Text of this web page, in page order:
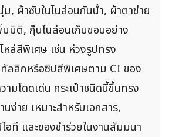
, ผ้าซับในไนล่อนกันน้ำ, ผ้าตาข่าย
มิติ, กุ๊นไนล่อนเก็บขอบอย่าง
หล่สีพิเศษ เช่น ห่วงรูปทรง
ลลิกหรือซิปสีพิเศษตาม CI ของ
มโดดเด่น กระเป๋าชนิดนี้ขึ้นทรง
ง่าย เหมาะสำหรับเอกสาร,
ที และของชำร่วยในงานสัมมนา